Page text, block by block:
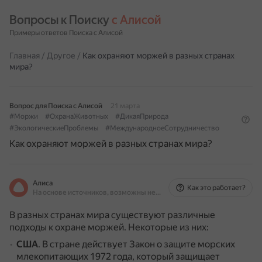
Вопросы к Поиску с Алисой
Примеры ответов Поиска с Алисой
Главная / Другое / Как охраняют моржей в разных странах
мира?
Вопрос для Поиска с Алисой
21 марта
#Моржи
#ОхранаЖивотных
#ДикаяПрирода
#ЭкологическиеПроблемы
#МеждународноеСотрудничество
Как охраняют моржей в разных странах мира?
Алиса
На основе источников, возможны неточности
Как это работает?
В разных странах мира существуют различные
подходы к охране моржей. Некоторые из них:
США. В стране действует Закон о защите морских
млекопитающих 1972 года, который защищает